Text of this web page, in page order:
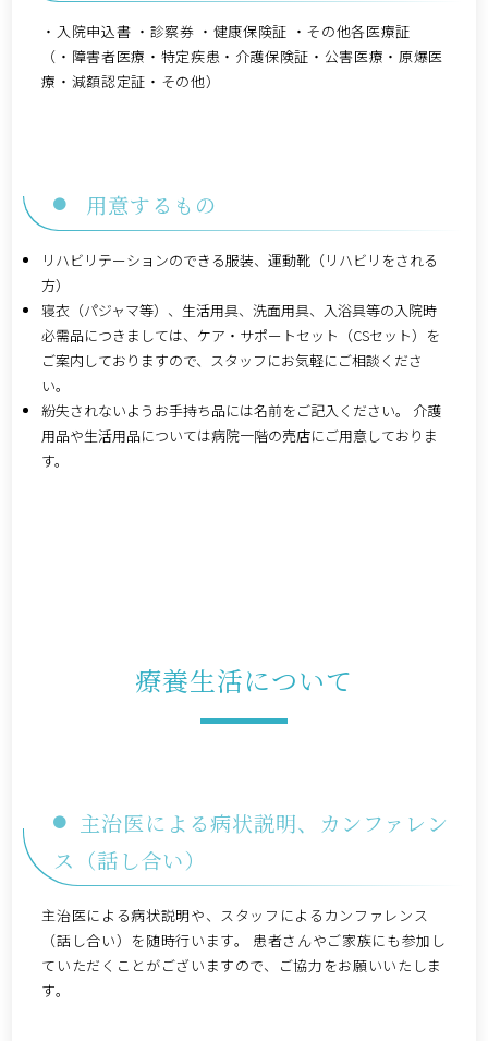
・入院申込書 ・診察券 ・健康保険証 ・その他各医療証
（・障害者医療・特定疾患・介護保険証・公害医療・原爆医
療・減額認定証・その他）
用意するもの
リハビリテーションのできる服装、運動靴（リハビリをされる
方）
寝衣（パジャマ等）、生活用具、洗面用具、入浴具等の入院時
必需品につきましては、ケア・サポートセット（CSセット）を
ご案内しておりますので、スタッフにお気軽にご相談くださ
い。
紛失されないようお手持ち品には名前をご記入ください。 介護
用品や生活用品については病院一階の売店にご用意しておりま
す。
療養生活について
主治医による病状説明、カンファレン
ス（話し合い）
主治医による病状説明や、スタッフによるカンファレンス
（話し合い）を随時行います。 患者さんやご家族にも参加し
ていただくことがございますので、ご協力をお願いいたしま
す。